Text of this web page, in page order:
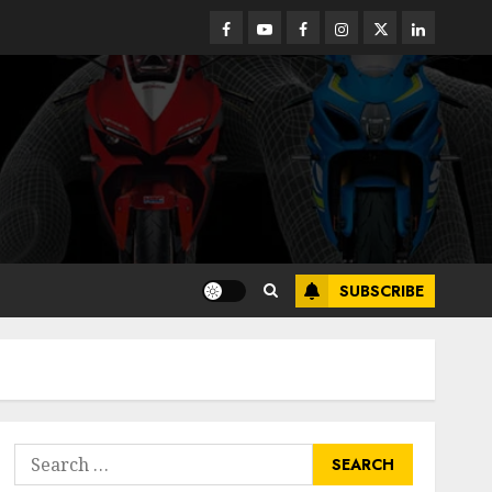
Facebook
YoutubeFacebookInstagram
Twitterlinkedin
SUBSCRIBE
Search
for: